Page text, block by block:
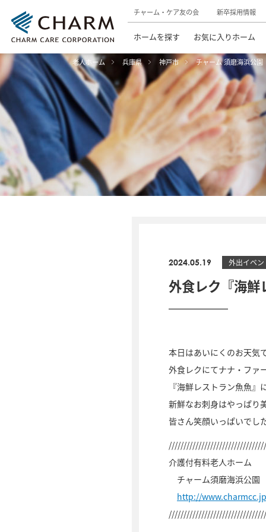
チャーム・ケア友の会 新卒採用情報
ホームを探す お気に入りホーム
老人ホーム 兵庫県 神戸市 チャーム 須磨海浜公園
2024.05.19 外出イベン
外食レク『海鮮
本日はあいにくのお天気
外食レクにてナナ・ファ
『海鮮レストラン魚魚』
新鮮なお刺身はやっぱり
皆さん笑顔いっぱいでし
介護付有料老人ホーム
チャーム須磨海浜公園
http://